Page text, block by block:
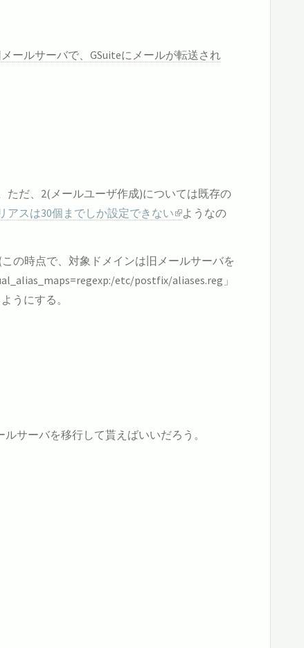
ールサーバで、GSuiteにメールが転送され
ただ、2(メールユーザ作成)については既存の
アスは30個までしか設定できない
ようなの
の時点で、対象ドメインは旧メールサーバを
etc/postfix/aliases.reg」
うにする。
サーバを移行して貰えばいいだろう。